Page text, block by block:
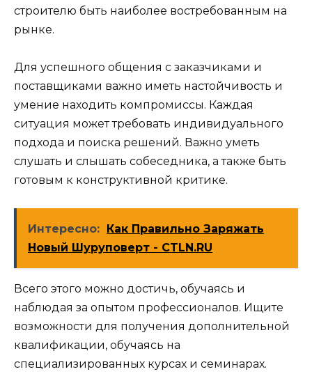
строителю быть наиболее востребованным на
рынке.
Для успешного общения с заказчиками и
поставщиками важно иметь настойчивость и
умение находить компромиссы. Каждая
ситуация может требовать индивидуального
подхода и поиска решений. Важно уметь
слушать и слышать собеседника, а также быть
готовым к конструктивной критике.
Интересно:
Как Правильно Заряжать
Новый Шуруповерт - CTLN.RU
Всего этого можно достичь, обучаясь и
наблюдая за опытом профессионалов. Ищите
возможности для получения дополнительной
квалификации, обучаясь на
специализированных курсах и семинарах.